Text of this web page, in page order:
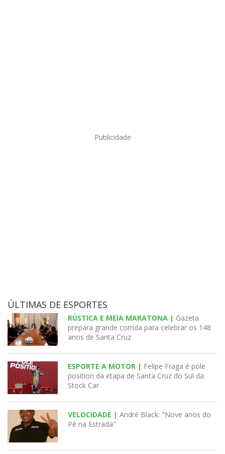
Publicidade
ÚLTIMAS DE ESPORTES
RÚSTICA E MEIA MARATONA | Gazeta
prepara grande corrida para celebrar os 148
anos de Santa Cruz
ESPORTE A MOTOR | Felipe Fraga é pole
position da etapa de Santa Cruz do Sul da
Stock Car
VELOCIDADE | André Black: "Nove anos do
Pé na Estrada"